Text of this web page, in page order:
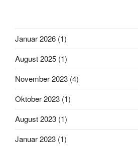
Januar 2026 (1)
August 2025 (1)
November 2023 (4)
Oktober 2023 (1)
August 2023 (1)
Januar 2023 (1)